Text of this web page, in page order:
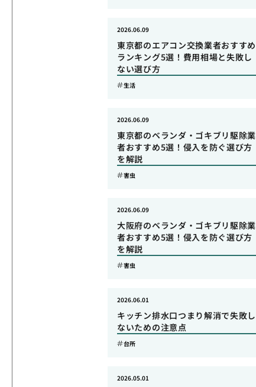
東京都のエアコン交換業者おすすめ
ランキング5選！費用相場と失敗し
ない選び方
2026.06.09
生活
東京都のベランダ・ゴキブリ駆除業
者おすすめ5選！侵入を防ぐ選び方
を解説
2026.06.09
害虫
大阪府のベランダ・ゴキブリ駆除業
者おすすめ5選！侵入を防ぐ選び方
を解説
2026.06.09
害虫
キッチン排水口つまり解消で失敗し
ないための注意点
2026.06.01
台所
2026.05.01